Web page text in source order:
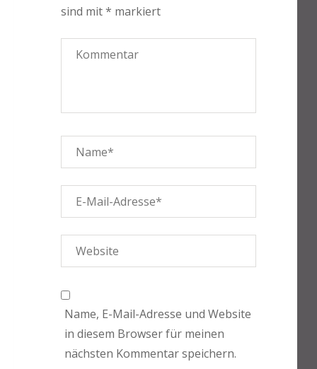
sind mit* markiert
Name, E-Mail-Adresse und Website
in diesem Browser für meinen
nächsten Kommentar speichern.